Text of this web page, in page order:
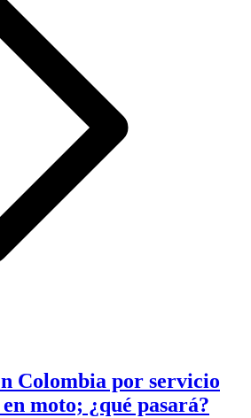
Colombia por servicio
moto; ¿qué pasará?